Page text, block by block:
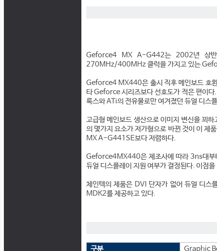
Geforce4 MX A-G442는 2002년 상반
270MHz/400MHz 클럭을 가지고 있는
Geforce4 MX440은 출시 직후 메인보드 호
타 Geforce 시리즈보다 선호도가 적은 편이
록스와 ATi의 전유물로만 여겨졌던 듀얼 디스
고급형 메인보드 생산으로 이미지 변신을
의 몇가지 요소가 저가형으로 바뀐 것이 이
MX A-G441SE보다 저렴하다.
Geforce4MX440은 제조사에 따라 3ns대부
듀얼 디스플레이 지원 여부가 결정된다. 이점
체인텍의 제품은 DVI 단자가 없어 듀얼 디
MDK2를 제공하고 있다.
구분
Graphic